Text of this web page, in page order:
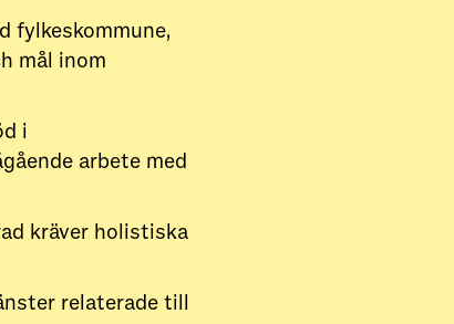
fylkeskommune,
mål inom
i
arbete med
kräver holistiska
relaterade till